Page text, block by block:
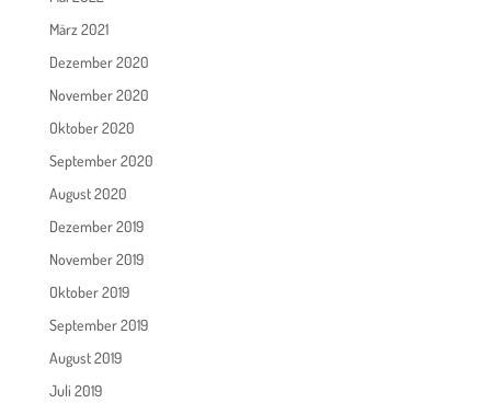
März 2021
Dezember 2020
November 2020
Oktober 2020
September 2020
August 2020
Dezember 2019
November 2019
Oktober 2019
September 2019
August 2019
Juli 2019